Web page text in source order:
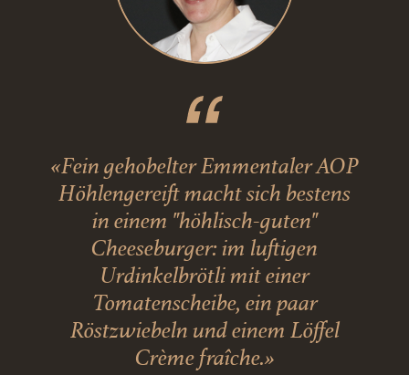
«Fein gehobelter Emmentaler AOP
Höhlengereift macht sich bestens
in einem "höhlisch-guten"
Cheeseburger: im luftigen
Urdinkelbrötli mit einer
Tomatenscheibe, ein paar
Röstzwiebeln und einem Löffel
Crème fraîche.»